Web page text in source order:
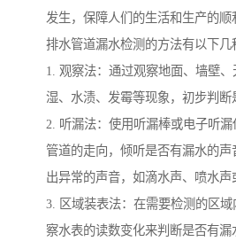
发生，保障人们的生活和生产的顺
排水管道漏水检测的方法有以下几
1. 观察法：通过观察地面、墙壁
湿、水渍、发霉等现象，初步判断
2. 听漏法：使用听漏棒或电子听
管道的走向，倾听是否有漏水的
出异常的声音，如滴水声、喷水声
3. 区域装表法：在需要检测的区
察水表的读数变化来判断是否有漏